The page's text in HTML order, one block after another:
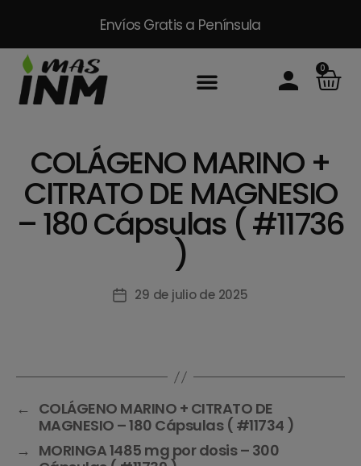
Envíos Gratis a Península
0
COLÁGENO MARINO +
CITRATO DE MAGNESIO
– 180 Cápsulas ( #11736
)
29 de julio de 2025
← COLÁGENO MARINO + CITRATO DE
MAGNESIO – 180 Cápsulas ( #11734 )
→ MORINGA 1485 mg por dosis – 300